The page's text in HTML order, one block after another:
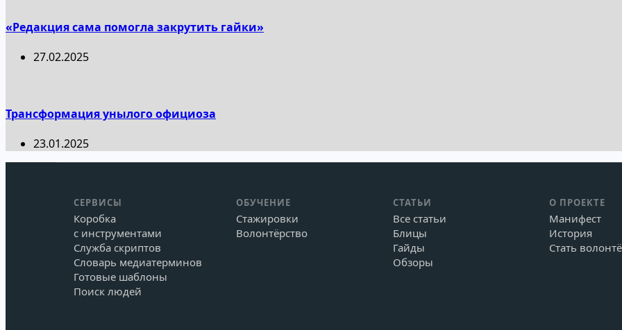
«Редакция сама помогла закрутить гайки»
27.02.2025
Трансформация унылого официоза
23.01.2025
СЕРВИСЫ
Коробка
с инструментами
Служба скриптов
Словарь медиатерминов
Готовые шаблоны
Поиск людей
ОБУЧЕНИЕ
Стажировки
Волонтёрство
СТАТЬИ
Все статьи
Блицы
Гайды
Обзоры
О ПРОЕКТЕ
Манифест
История
Стать